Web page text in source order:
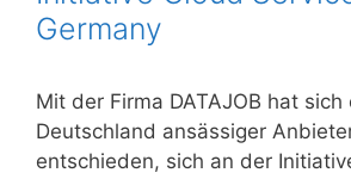
Germany
Mit der Firma DATAJOB hat
Deutschland ansässiger
entschieden, sich an der